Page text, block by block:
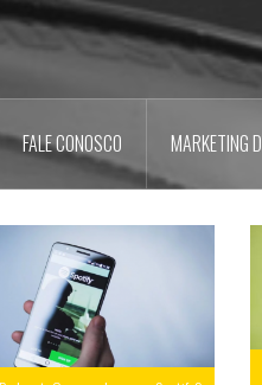
FALE CONOSCO MARKETING